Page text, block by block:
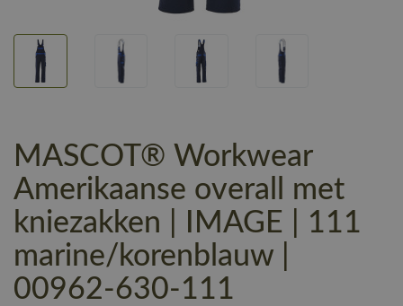
MASCOT® Workwear
Amerikaanse overall met
kniezakken | IMAGE | 111
marine/korenblauw |
00962-630-111